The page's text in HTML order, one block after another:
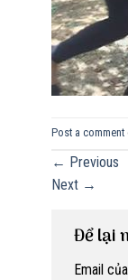
Post a comment
← Previous
Next →
Để lại
Email